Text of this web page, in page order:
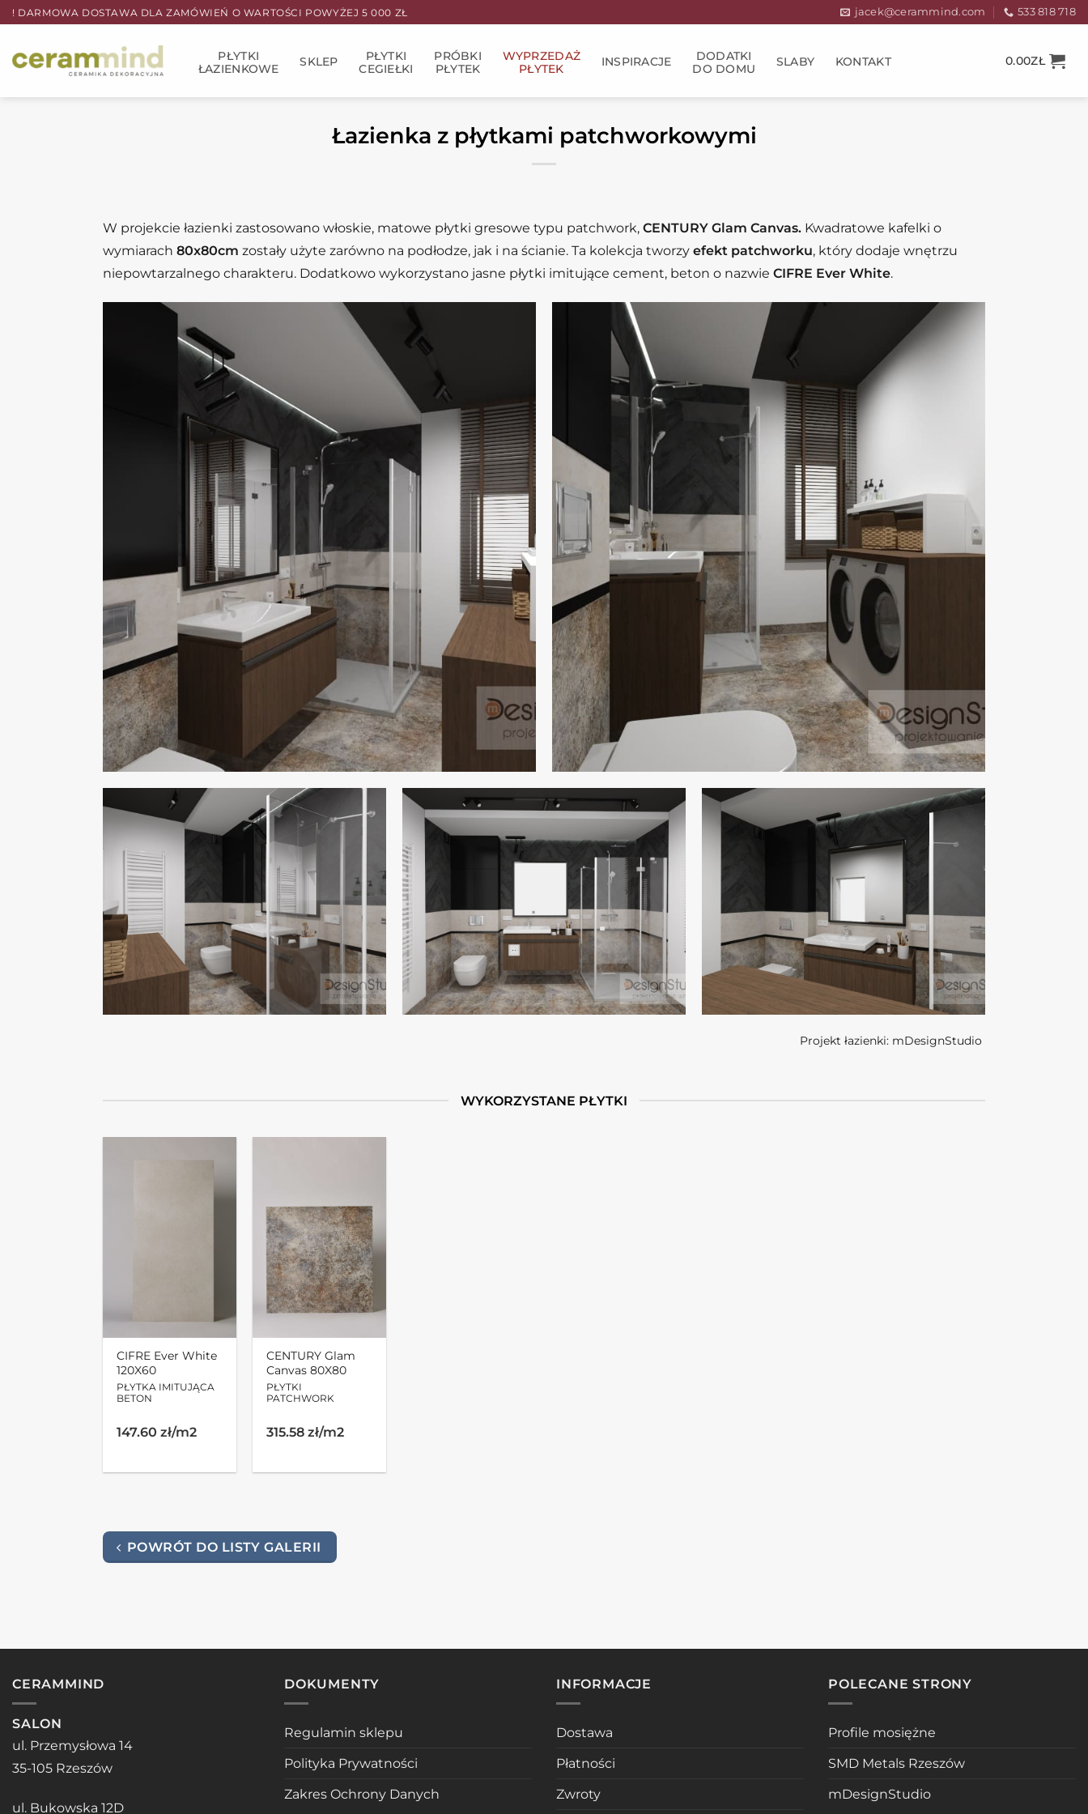
Przewiń
do
zawartości
! DARMOWA DOSTAWA DLA ZAMÓWIEŃ O WARTOŚCI POWYŻEJ 5 000 ZŁ jacek@cerammind.com 533 818 718
PŁYTKI
ŁAZIENKOWE
SKLEP
PŁYTKI
CEGIEŁKI
PRÓBKI
PŁYTEK
WYPRZEDAŻ
PŁYTEK
INSPIRACJE
DODATKI
DO DOMU
SLABY KONTAKT 0.00ZŁ
Łazienka z płytkami patchworkowymi
W projekcie łazienki zastosowano włoskie, matowe płytki gresowe typu patchwork, CENTURY Glam Canvas. Kwadratowe kafelki o
wymiarach 80x80cm zostały użyte zarówno na podłodze, jak i na ścianie. Ta kolekcja tworzy efekt patchworku, który dodaje wnętrzu
niepowtarzalnego charakteru. Dodatkowo wykorzystano jasne płytki imitujące cement, beton o nazwie CIFRE Ever White.
Projekt łazienki: mDesignStudio
WYKORZYSTANE PŁYTKI
CIFRE Ever White
120X60
PŁYTKA IMITUJĄCA
BETON
147.60 zł/m2
CENTURY Glam
Canvas 80X80
PŁYTKI
PATCHWORK
315.58 zł/m2
POWRÓT DO LISTY GALERII
CERAMMIND
SALON
ul. Przemysłowa 14
35-105 Rzeszów
ul. Bukowska 12D
DOKUMENTY
Regulamin sklepu
Polityka Prywatności
Zakres Ochrony Danych
INFORMACJE
Dostawa
Płatności
Zwroty
POLECANE STRONY
Profile mosiężne
SMD Metals Rzeszów
mDesignStudio